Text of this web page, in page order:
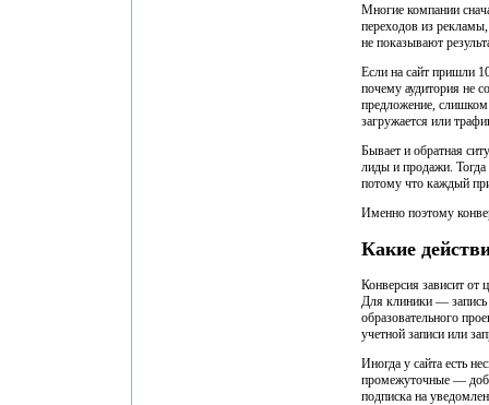
Многие компании
переходов из
не показывают
Если на сайт пришли
почему аудитория не
предложение, слишком
загружается или
Бывает и обратная
лиды и продажи.
потому что каждый
Именно поэтому
Какие
Конверсия зависит от
Для клиники —
образовательного
учетной записи или
Иногда у сайта есть
промежуточные —
подписка на